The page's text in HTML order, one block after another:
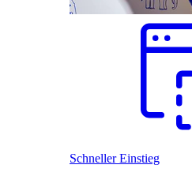
Schneller Einstieg